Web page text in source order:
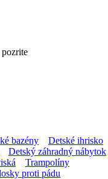
bazény
Detské ihrisko
Detský záhradný nábytok
Trampolíny
proti pádu